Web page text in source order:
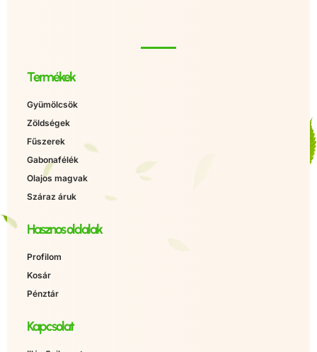
Termékek
Gyümölcsök
Zöldségek
Fűszerek
Gabonafélék
Olajos magvak
Száraz áruk
Hasznos oldalak
Profilom
Kosár
Pénztár
Kapcsolat